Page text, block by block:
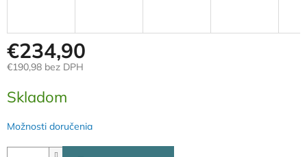
€234,90
€190,98 bez DPH
cena:
Skladom
Možnosti doručenia